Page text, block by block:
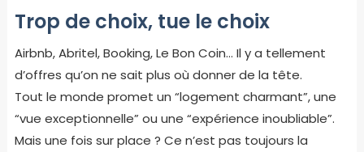
Trop de choix, tue le choix
Airbnb, Abritel, Booking, Le Bon Coin… Il y a tellement
d’offres qu’on ne sait plus où donner de la tête.
Tout le monde promet un “logement charmant”, une
“vue exceptionnelle” ou une “expérience inoubliable”.
Mais une fois sur place ? Ce n’est pas toujours la